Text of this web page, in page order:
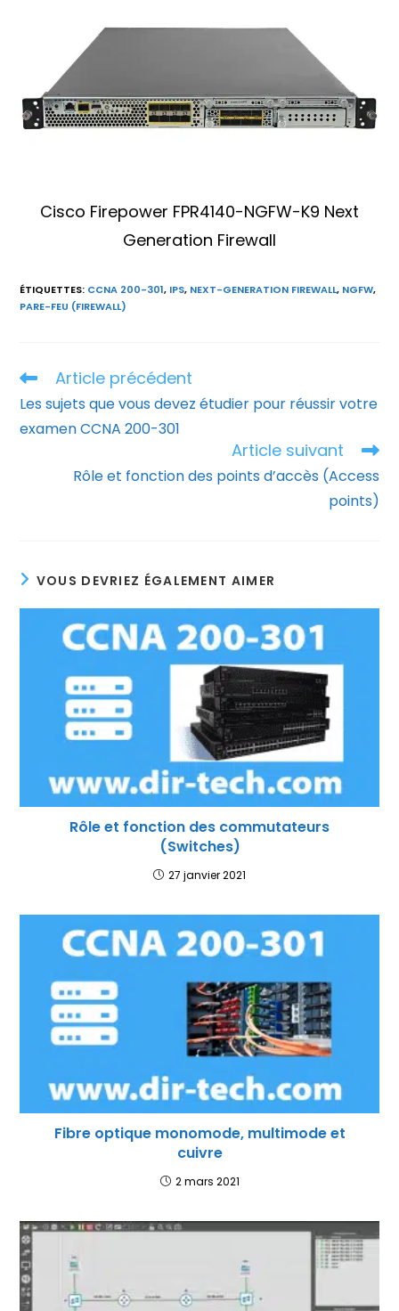
Cisco Firepower FPR4140-NGFW-K9 Next
Generation Firewall
ÉTIQUETTES: CCNA 200-301, IPS, NEXT-GENERATION FIREWALL, NGFW,
PARE-FEU (FIREWALL)
Read
articles
Article précédent
Les sujets que vous devez étudier pour réussir votre
examen CCNA 200-301
Article suivant
Rôle et fonction des points d’accès (Access
points)
VOUS DEVRIEZ ÉGALEMENT AIMER
Rôle et fonction des commutateurs
(Switches)
27 janvier 2021
Fibre optique monomode, multimode et
cuivre
2 mars 2021